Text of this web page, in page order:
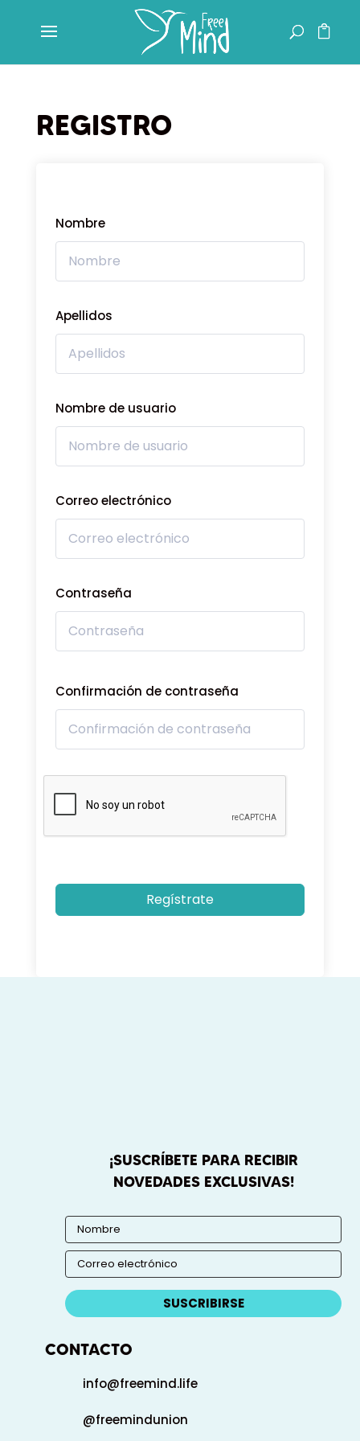
REGISTRO
Nombre
Apellidos
Nombre de usuario
Correo electrónico
Contraseña
Confirmación de contraseña
Regístrate
¡SUSCRÍBETE PARA RECIBIR
NOVEDADES EXCLUSIVAS!
SUSCRIBIRSE
CONTACTO
info@freemind.life
@freemindunion